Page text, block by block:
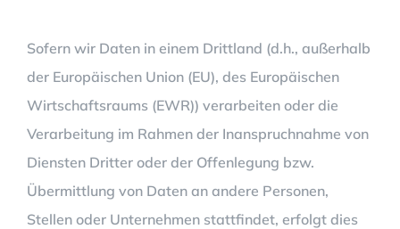
Sofern wir Daten in einem Drittland (d.h., außerhalb
der Europäischen Union (EU), des Europäischen
Wirtschaftsraums (EWR)) verarbeiten oder die
Verarbeitung im Rahmen der Inanspruchnahme von
Diensten Dritter oder der Offenlegung bzw.
Übermittlung von Daten an andere Personen,
Stellen oder Unternehmen stattfindet, erfolgt dies